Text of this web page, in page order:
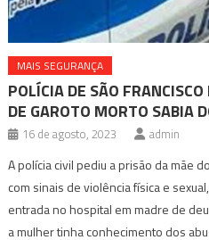
MAIS SEGURANÇA
POLÍCIA DE SÃO
DE GAROTO MORTO SABIA
16 de agosto, 2023 admin
A polícia civil pediu a prisão da mãe
com sinais de violência física e
entrada no hospital em madre de
a mulher tinha conhecimento dos